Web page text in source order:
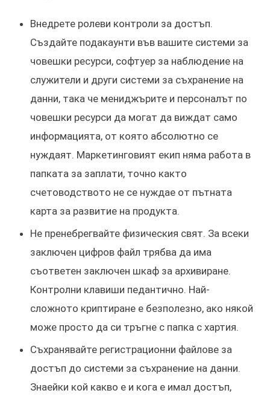
Внедрете ролеви контроли за достъп.
Създайте подакаунти във вашите системи за
човешки ресурси, софтуер за наблюдение на
служители и други системи за съхранение на
данни, така че мениджърите и персоналът по
човешки ресурси да могат да виждат само
информацията, от която абсолютно се
нуждаят. Маркетинговият екип няма работа в
папката за заплати, точно както
счетоводството не се нуждае от пътната
карта за развитие на продукта.
Не пренебрегвайте физическия свят. За всеки
заключен цифров файл трябва да има
съответен заключен шкаф за архивиране.
Контролни клавиши педантично. Най-
сложното криптиране е безполезно, ако някой
може просто да си тръгне с папка с хартия.
Съхранявайте регистрационни файлове за
достъп до системи за съхранение на данни.
Знаейки кой какво е и кога е имал достъп,